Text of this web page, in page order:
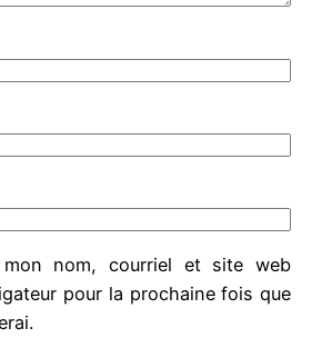
mon nom, courriel et site web
pour la prochaine fois que